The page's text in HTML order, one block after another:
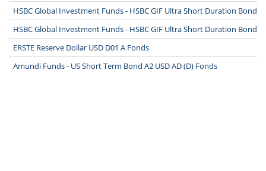
HSBC Global Investment Funds - HSBC GIF Ultra Short Duration Bond
HSBC Global Investment Funds - HSBC GIF Ultra Short Duration Bond
ERSTE Reserve Dollar USD D01 A Fonds
Amundi Funds - US Short Term Bond A2 USD AD (D) Fonds